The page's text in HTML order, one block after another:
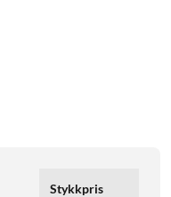
Stykkpris